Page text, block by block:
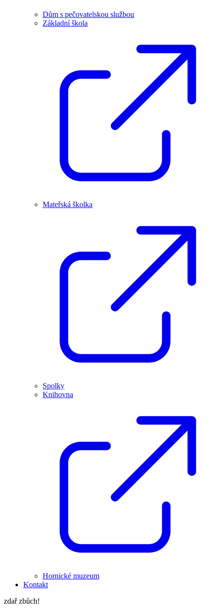
Dům s pečovatelskou službou
Základní škola
Mateřská školka
Spolky
Knihovna
Hornické muzeum
Kontakt
zdař zbůch!